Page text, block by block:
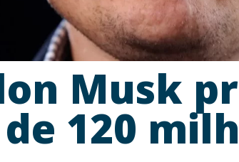
Musk
120